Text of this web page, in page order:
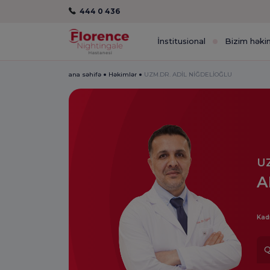
444 0 436
İnstitusional Bizim
ana səhifə Həkimlər UZM.DR. ADİL NİĞDELİOĞLU